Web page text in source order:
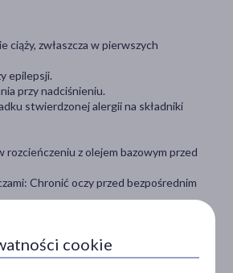
ciąży, zwłaszcza w pierwszych
epilepsji.
przy nadciśnieniu.
stwierdzonej alergii na składniki
rozcieńczeniu z olejem bazowym przed
Chronić oczy przed bezpośrednim
olejków cytrusowych unikaj
UV.
cookie